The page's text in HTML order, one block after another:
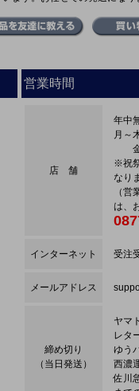
営業時間
店 舗
年中
月～
金
※祝
なり
（
は、
インターネット 受注
メールアドレス
締め切り
（当日発送）
ヤマ
レタ
ゆう
西濃
佐川